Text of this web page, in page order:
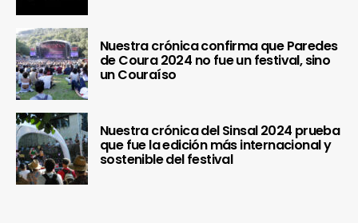
Nuestra crónica confirma que Paredes
de Coura 2024 no fue un festival, sino
un Couraíso
Nuestra crónica del Sinsal 2024 prueba
que fue la edición más internacional y
sostenible del festival